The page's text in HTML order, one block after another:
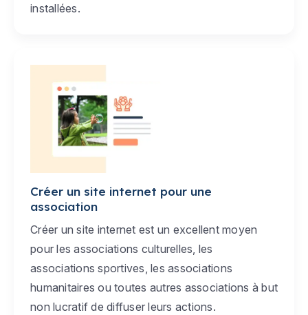
installées.
Créer un site internet pour une
association
Créer un site internet est un excellent moyen
pour les associations culturelles, les
associations sportives, les associations
humanitaires ou toutes autres associations à but
non lucratif de diffuser leurs actions.